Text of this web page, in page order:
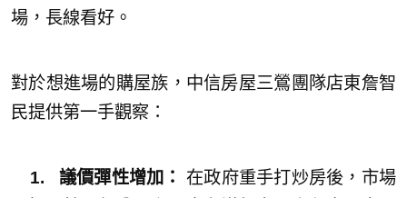
場，長線看好。
對於想進場的購屋族，中信房屋三鶯團隊店東詹智
民提供第一手觀察：
1. 議價彈性增加：
在政府重手打炒房後，市場